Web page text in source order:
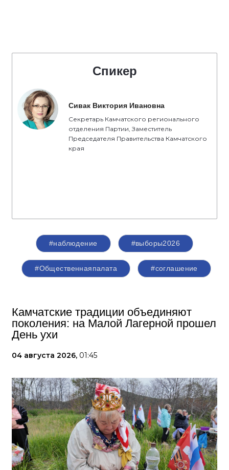
Спикер
Сивак Виктория Ивановна
Секретарь Камчатского регионального
отделения Партии, Заместитель
Председателя Правительства Камчатского
края
#наблюдение #выборы2026
#Общественнаяпалата #соглашение
Камчатские традиции объединяют
поколения: на Малой Лагерной прошел
День ухи
04 августа 2026, 01:45